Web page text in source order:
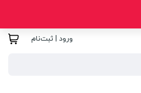
ورود | ثبت‌نام